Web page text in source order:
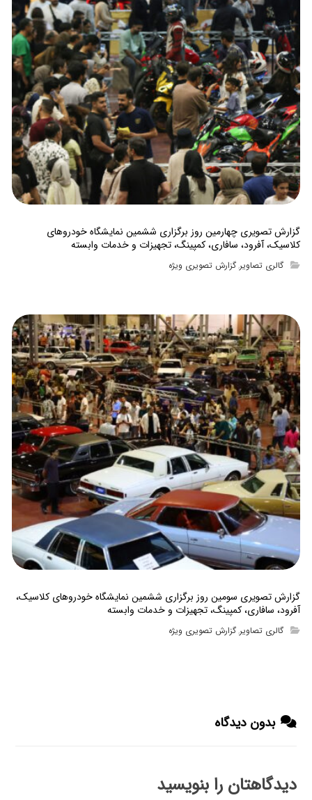
گزارش تصویری چهارمین روز برگزاری ششمین نمایشگاه خودروهای
کلاسیک، آفرود، سافاری، کمپینگ، تجهیزات و خدمات وابسته
گالری تصاویر,گزارش تصویری ویژه
گزارش تصویری سومین روز برگزاری ششمین نمایشگاه خودروهای کلاسیک،
آفرود، سافاری، کمپینگ، تجهیزات و خدمات وابسته
گالری تصاویر,گزارش تصویری ویژه
بدون دیدگاه
دیدگاهتان را بنویسید